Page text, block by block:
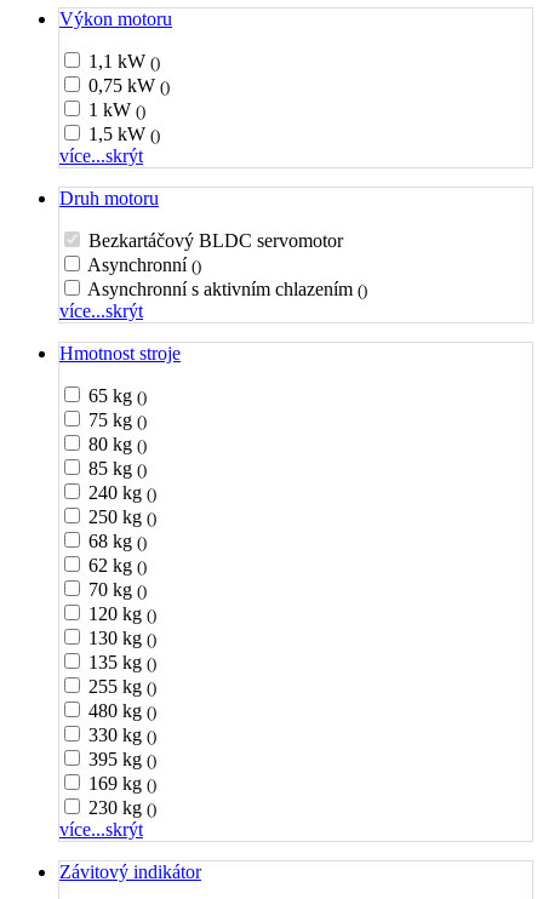
Výkon motoru
1,1 kW ()
0,75 kW ()
1 kW ()
1,5 kW ()
více...skrýt
Druh motoru
Bezkartáčový BLDC servomotor
Asynchronní ()
Asynchronní s aktivním chlazením ()
více...skrýt
Hmotnost stroje
65 kg ()
75 kg ()
80 kg ()
85 kg ()
240 kg ()
250 kg ()
68 kg ()
62 kg ()
70 kg ()
120 kg ()
130 kg ()
135 kg ()
255 kg ()
480 kg ()
330 kg ()
395 kg ()
169 kg ()
230 kg ()
více...skrýt
Závitový indikátor